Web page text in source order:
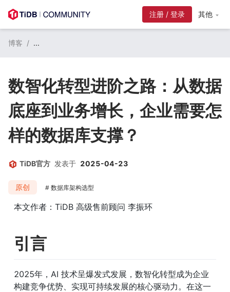
注册 / 登录 其他
博客 / ...
数智化转型进阶之路：从数据
底座到业务增长，企业需要怎
样的数据库支撑？
TiDB官方 发表于 2025-04-23
原创 数据库架构选型
本文作者：TiDB 高级售前顾问 李振环
引言
2025年，AI 技术呈爆发式发展，数智化转型成为企业
构建竞争优势、实现可持续发展的核心驱动力。在这一